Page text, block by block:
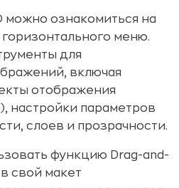
ознакомиться на
меню.
для
включая
отображения
настройки параметров
слоев и прозрачности.
функцию Drag-and-
свой макет